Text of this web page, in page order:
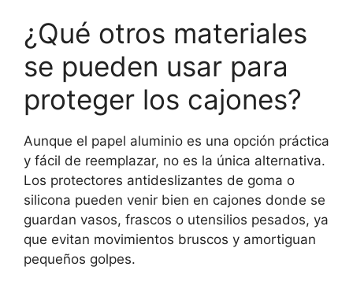
¿Qué otros materiales
se pueden usar para
proteger los cajones?
Aunque el papel aluminio es una opción práctica
y fácil de reemplazar, no es la única alternativa.
Los protectores antideslizantes de goma o
silicona pueden venir bien en cajones donde se
guardan vasos, frascos o utensilios pesados, ya
que evitan movimientos bruscos y amortiguan
pequeños golpes.